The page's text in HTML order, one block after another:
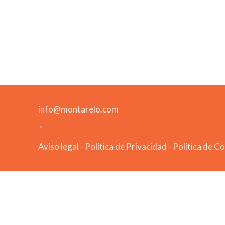
info@montarelo.com
Aviso legal - Política de Privacidad - Política de